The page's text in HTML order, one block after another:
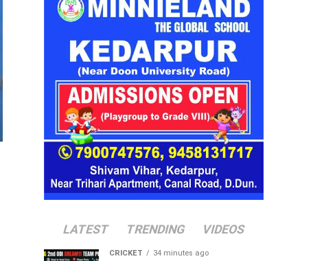
LATEST TRENDING VIDEOS
CRICKET 34 minutes ago